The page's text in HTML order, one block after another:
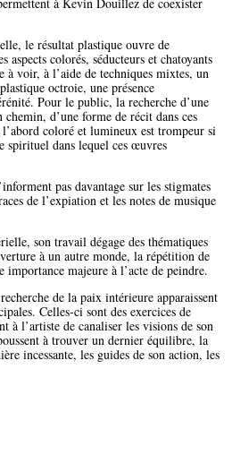
le résultat plastique ouvre de
aspects colorés, séducteurs et chatoyants
à voir, à l’aide de techniques mixtes, un
octroie, une présence
Pour le public, la recherche d’une
d’une forme de récit dans ces
coloré et lumineux est trompeur si
spirituel dans lequel ces œuvres
pas davantage sur les stigmates
de l’expiation et les notes de musique
son travail dégage des thématiques
à un autre monde, la répétition de
importance majeure à l’acte de peindre.
de la paix intérieure apparaissent
Celles-ci sont des exercices de
à l’artiste de canaliser les visions de son
à trouver un dernier équilibre, la
incessante, les guides de son action, les